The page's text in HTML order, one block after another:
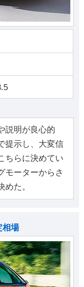
説明が良心的
提示し、大変信
ちらに決めてい
モーターからさ
た。
相場